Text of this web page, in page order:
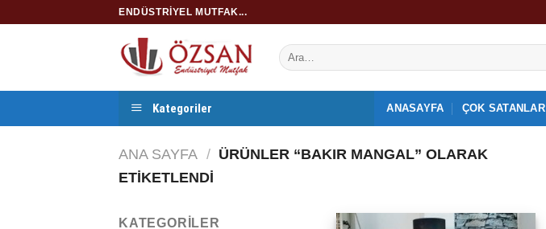
ENDÜSTRIYEL MUTFAK...
Kategoriler ANASAYFA ÇOK SATANLAR
ANA SAYFA / ÜRÜNLER “BAKIR MANGAL” OLARAK
ETIKETLENDI
KATEGORILER